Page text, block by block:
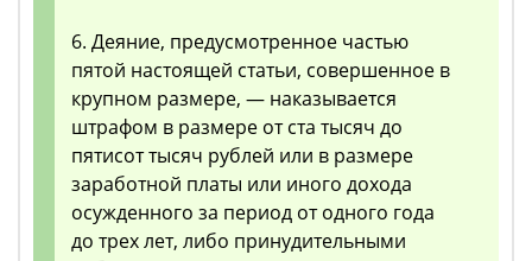
6. Деяние, предусмотренное частью
пятой настоящей статьи, совершенное в
крупном размере, — наказывается
штрафом в размере от ста тысяч до
пятисот тысяч рублей или в размере
заработной платы или иного дохода
осужденного за период от одного года
до трех лет, либо принудительными